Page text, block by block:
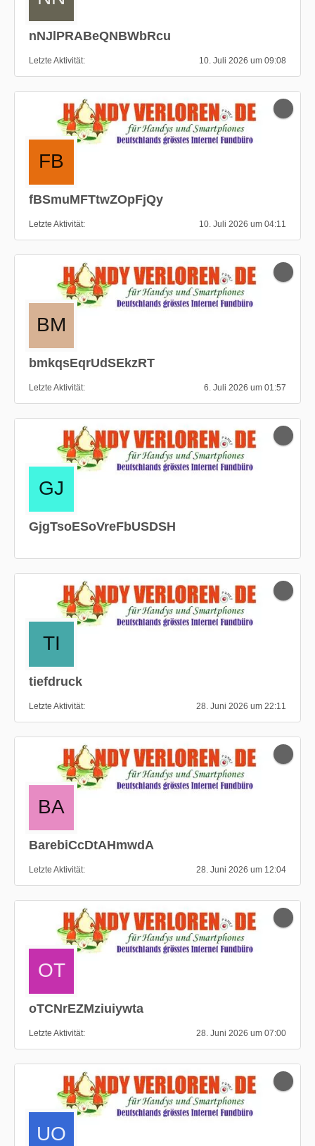
nNJlPRABeQNBWbRcu
Letzte Aktivität 10. Juli 2026 um 09:08
fBSmuMFTtwZOpFjQy
Letzte Aktivität 10. Juli 2026 um 04:11
bmkqsEqrUdSEkzRT
Letzte Aktivität 6. Juli 2026 um 01:57
GjgTsoESoVreFbUSDSH
tiefdruck
Letzte Aktivität 28. Juni 2026 um 22:11
BarebiCcDtAHmwdA
Letzte Aktivität 28. Juni 2026 um 12:04
oTCNrEZMziuiywta
Letzte Aktivität 28. Juni 2026 um 07:00